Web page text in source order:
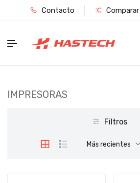
Contacto Comparar
IMPRESORAS
Filtros
Más recientes